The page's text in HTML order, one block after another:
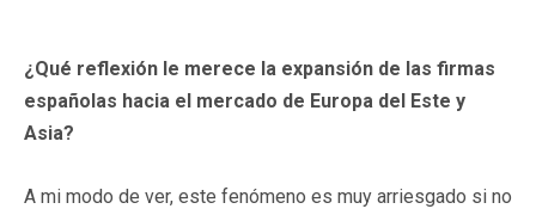
¿Qué reflexión le merece la expansión de las firmas
españolas hacia el mercado de Europa del Este y
Asia?
A mi modo de ver, este fenómeno es muy arriesgado si no